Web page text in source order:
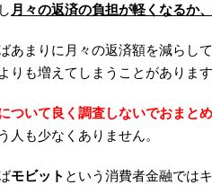
月々の返済の負担が軽くなるか
あまりに月々の返済額を減らし
りも増えてしまうことがあります
ついて良く調査しないでおまと
人も少なくありません。
モビット という消費者金融では